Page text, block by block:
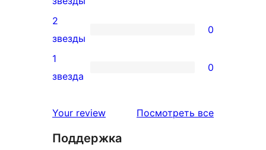
отзыв
3-
звездный
отзыв
0
2-
звездный
2
звезды
0
0
звездный
1
звезда
0
Your review Посмотреть всеотзывы
Поддержка